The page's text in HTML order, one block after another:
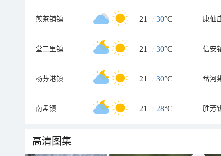
煎茶铺镇 21 / 30°C 康仙
堂二里镇 21 / 30°C 信安
杨芬港镇 21 / 30°C 岔河
南孟镇 21 / 28°C 胜芳
高清图集